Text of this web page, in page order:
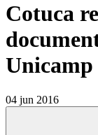
Cotuca
Unicamp
04 jun 2016